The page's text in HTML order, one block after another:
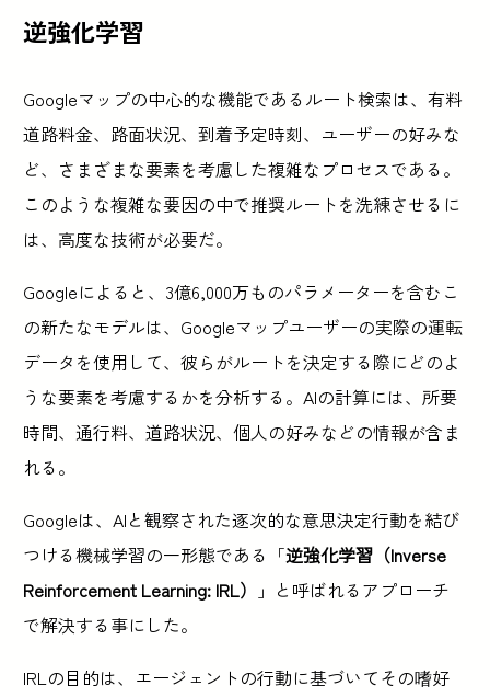
逆強化学習
Googleマップの中心的な機能であるルート検索は、有料
道路料金、路面状況、到着予定時刻、ユーザーの好みな
ど、さまざまな要素を考慮した複雑なプロセスである。
このような複雑な要因の中で推奨ルートを洗練させるに
は、高度な技術が必要だ。
Googleによると、3億6,000万ものパラメーターを含むこ
の新たなモデルは、Googleマップユーザーの実際の運転
データを使用して、彼らがルートを決定する際にどのよ
うな要素を考慮するかを分析する。AIの計算には、所要
時間、通行料、道路状況、個人の好みなどの情報が含ま
れる。
Googleは、AIと観察された逐次的な意思決定行動を結び
つける機械学習の一形態である「逆強化学習（Inverse
Reinforcement Learning: IRL）
」と呼ばれるアプローチ
で解決する事にした。
IRLの目的は、エージェントの行動に基づいてその嗜好